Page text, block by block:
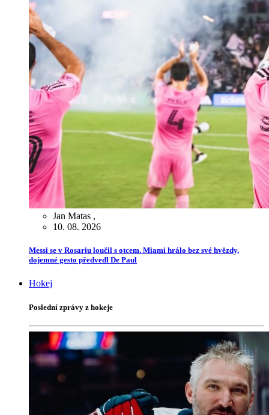
Jan Matas ,
10. 08. 2026
Messi se v Rosariu loučil s otcem. Miami hrálo bez své hvězdy,
dojemné gesto předvedl De Paul
Hokej
Poslední zprávy z hokeje